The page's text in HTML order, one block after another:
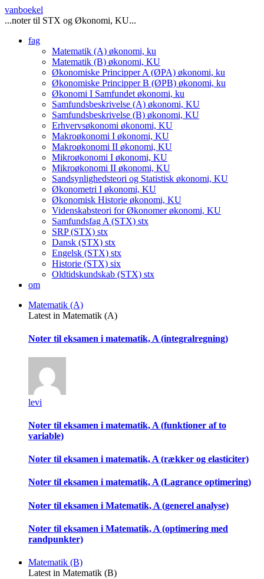
vanboekel
...noter til STX og Økonomi, KU...
fag
Matematik (A) økonomi, ku
Matematik (B) økonomi, KU
Økonomiske Principper A (ØPA) økonomi, ku
Økonomiske Principper B (ØPB) økonomi, ku
Økonomi I Samfundet økonomi, ku
Samfundsbeskrivelse (A) økonomi, KU
Samfundsbeskrivelse (B) økonomi, KU
Erhvervsøkonomi økonomi, KU
Makroøkonomi I økonomi, KU
Makroøkonomi II økonomi, KU
Mikroøkonomi I økonomi, KU
Mikroøkonomi II økonomi, KU
Sandsynlighedsteori og Statistisk økonomi, KU
Økonometri I økonomi, KU
Økonomisk Historie økonomi, KU
Videnskabsteori for Økonomerøkonomi, KU
Samfundsfag A (STX) stx
SRP (STX) stx
Dansk (STX) stx
Engelsk (STX) stx
Historie (STX) six
Oldtidskundskab (STX) stx
om
Matematik (A)
Latest in Matematik (A)
Noter til eksamen i matematik, A (integralregning)
levi
Noter til eksamen i matematik, A (funktioner af to
variable)
Noter til eksamen i matematik, A (rækker og elasticiter)
Noter til eksamen i matematik, A (Lagrance optimering)
Noter til eksamen i Matematik, A (generel analyse)
Noter til eksamen i Matematik, A (optimering med
randpunkter)
Matematik (B)
Latest in Matematik (B)